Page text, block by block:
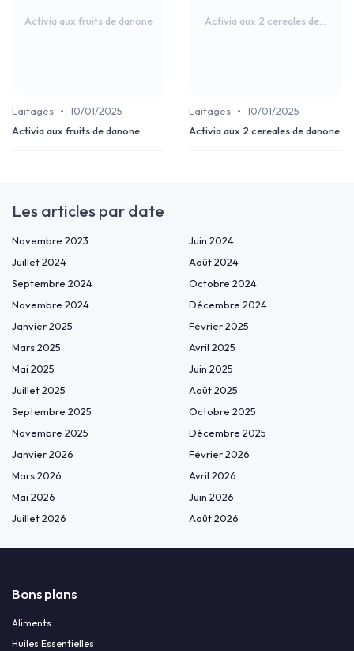
Activia aux fruits de danone
Laitages • 10/01/2025
Activia aux fruits de danone
Activia aux 2 cereales de...
Laitages • 10/01/2025
Activia aux 2 cereales de danone
Les articles par date
Novembre 2023
Juin 2024
Juillet 2024
Août 2024
Septembre 2024
Octobre 2024
Novembre 2024
Décembre 2024
Janvier 2025
Février 2025
Mars 2025
Avril 2025
Mai 2025
Juin 2025
Juillet 2025
Août 2025
Septembre 2025
Octobre 2025
Novembre 2025
Décembre 2025
Janvier 2026
Février 2026
Mars 2026
Avril 2026
Mai 2026
Juin 2026
Juillet 2026
Août 2026
Bons plans
Aliments
Huiles Essentielles